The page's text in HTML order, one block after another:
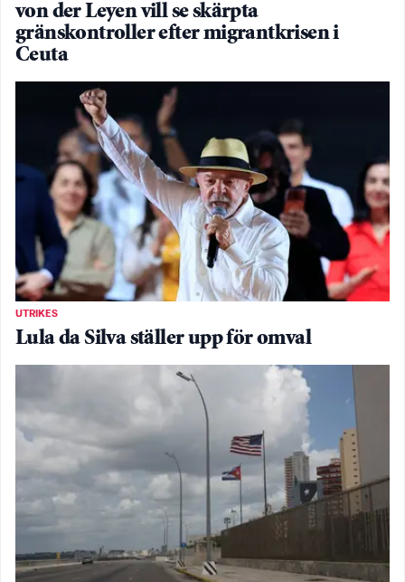
von der Leyen vill se skärpta
gränskontroller efter migrantkrisen i
Ceuta
UTRIKES
Lula da Silva ställer upp för omval